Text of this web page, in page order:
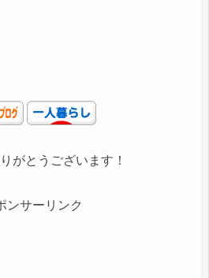
がとうございます！
ンサーリンク